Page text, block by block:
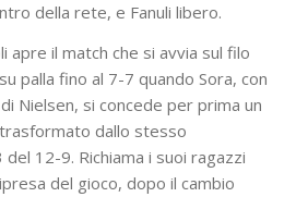
della rete, e Fanuli libero.
apre il match che si avvia sul filo
palla fino al 7-7 quando Sora, con
Nielsen, si concede per prima un
dallo stesso
del 12-9. Richiama i suoi ragazzi
del gioco, dopo il cambio